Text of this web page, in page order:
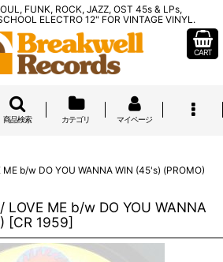
FUNK, ROCK, JAZZ, OST 45s & LPs,
ELECTRO 12" FOR VINTAGE VINYL.
CART
商品検索 カテゴリ マイページ
ME b/w DO YOU WANNA WIN (45's) (PROMO)
LOVE ME b/w DO YOU WANNA
[CR 1959]